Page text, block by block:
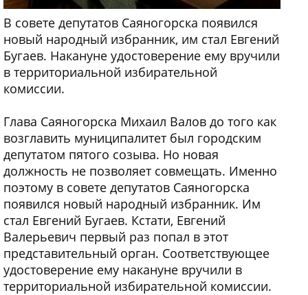
В совете депутатов Саяногорска появился
новый народный избранник, им стал Евгений
Бугаев. Накануне удостоверение ему вручили
в территориальной избирательной
комиссии.
Глава Саяногорска Михаил Валов до того как
возглавить муниципалитет был городским
депутатом пятого созыва. Но новая
должность не позволяет совмещать. Именно
поэтому в совете депутатов Саяногорска
появился новый народный избранник. Им
стал Евгений Бугаев. Кстати, Евгений
Валерьевич первый раз попал в этот
представительный орган. Соответствующее
удостоверение ему накануне вручили в
территориальной избирательной комиссии.